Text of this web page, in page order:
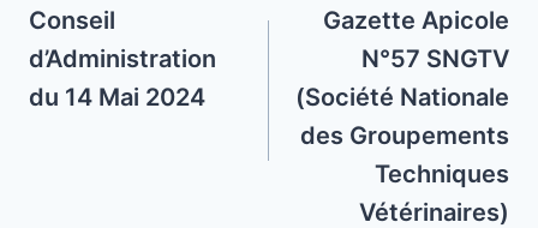
navigation
Conseil
d’Administration
du 14 Mai 2024
Gazette Apicole
N°57 SNGTV
(Société Nationale
des Groupements
Techniques
Vétérinaires)